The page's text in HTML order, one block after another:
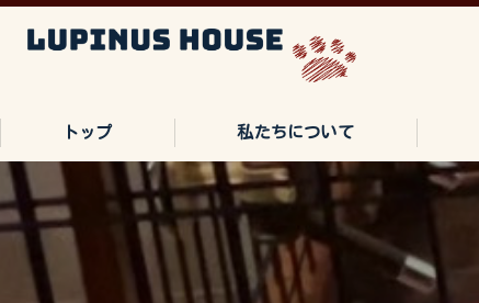
トップ 私たちについて
ご家族の声
よくある質問